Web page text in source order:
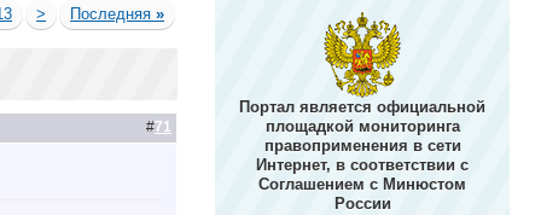
> Последняя»
#71
Портал является официальной
площадкой мониторинга
правоприменения в сети
Интернет, в соответствии с
Соглашением с Минюстом
России